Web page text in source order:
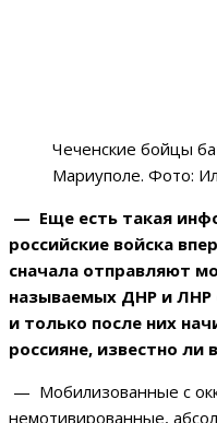
Чеченские бойцы
Мариуполе. Фото:
— Еще есть такая
российские войска
сначала отправляют
называемых ДНР и ЛНР
и только после них
россияне, известно ли
— Мобилизованные с
немотивированные,